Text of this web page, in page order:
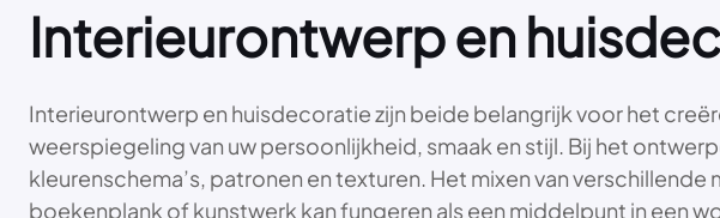
Interieurontwerp en
Interieurontwerp en huisdecoratie zijn beide belangrijk voor het
weerspiegeling van uw persoonlijkheid, smaak en stijl. Bij het
kleurenschema’s, patronen en texturen. Het mixen van
boekenplank of kunstwerk kan fungeren als een middelpunt in een